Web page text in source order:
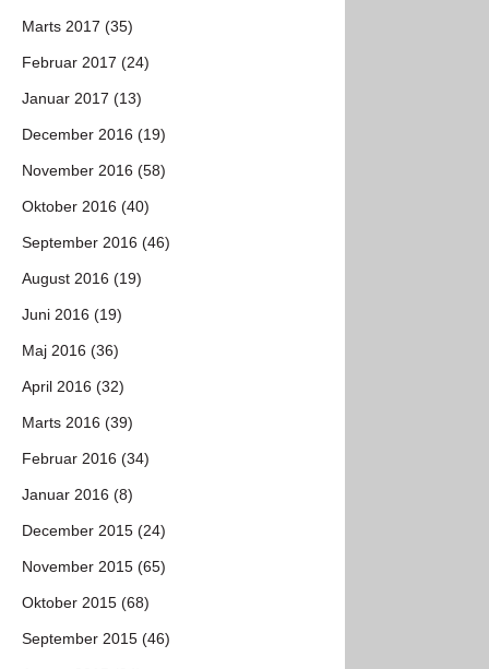
Marts 2017 (35)
Februar 2017 (24)
Januar 2017 (13)
December 2016 (19)
November 2016 (58)
Oktober 2016 (40)
September 2016 (46)
August 2016 (19)
Juni 2016 (19)
Maj 2016 (36)
April 2016 (32)
Marts 2016 (39)
Februar 2016 (34)
Januar 2016 (8)
December 2015 (24)
November 2015 (65)
Oktober 2015 (68)
September 2015 (46)